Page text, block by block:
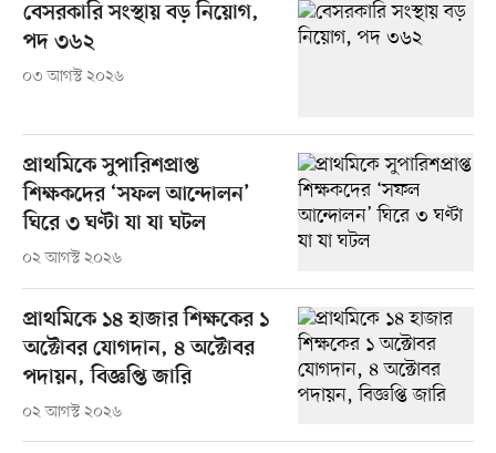
বেসরকারি সংস্থায় বড় নিয়োগ,
পদ ৩৬২
০৩ আগস্ট ২০২৬
প্রাথমিকে সুপারিশপ্রাপ্ত
শিক্ষকদের ‘সফল আন্দোলন’
ঘিরে ৩ ঘণ্টা যা যা ঘটল
০২ আগস্ট ২০২৬
প্রাথমিকে ১৪ হাজার শিক্ষকের ১
অক্টোবর যোগদান, ৪ অক্টোবর
পদায়ন, বিজ্ঞপ্তি জারি
০২ আগস্ট ২০২৬